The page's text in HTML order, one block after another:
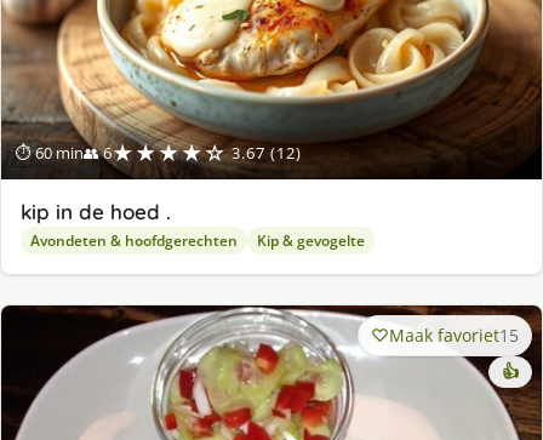
⏱ 60 min👥 6★★★★☆ 3.67 (12)
kip in de hoed .
Avondeten & hoofdgerechten Kip & gevogelte
Maak favoriet15
👍